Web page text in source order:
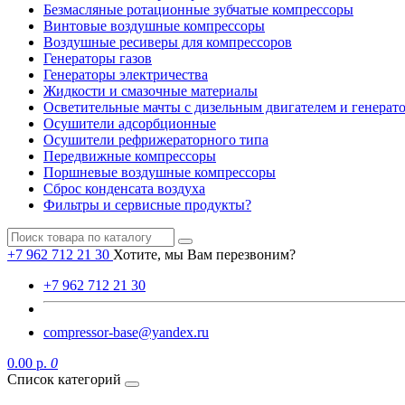
Безмасляные ротационные зубчатые компрессоры
Винтовые воздушные компрессоры
Воздушные ресиверы для компрессоров
Генераторы газов
Генераторы электричества
Жидкости и смазочные материалы
Осветительные мачты с дизельным двигателем и
Осушители адсорбционные
Осушители рефрижераторного типа
Передвижные компрессоры
Поршневые воздушные компрессоры
Сброс конденсата воздуха
Фильтры и сервисные продукты?
+7 962 712 21 30 Хотите, мы Вам перезвоним?
+7 962 712 21 30
compressor-base@yandex.ru
0.00 р. 0
Список категорий